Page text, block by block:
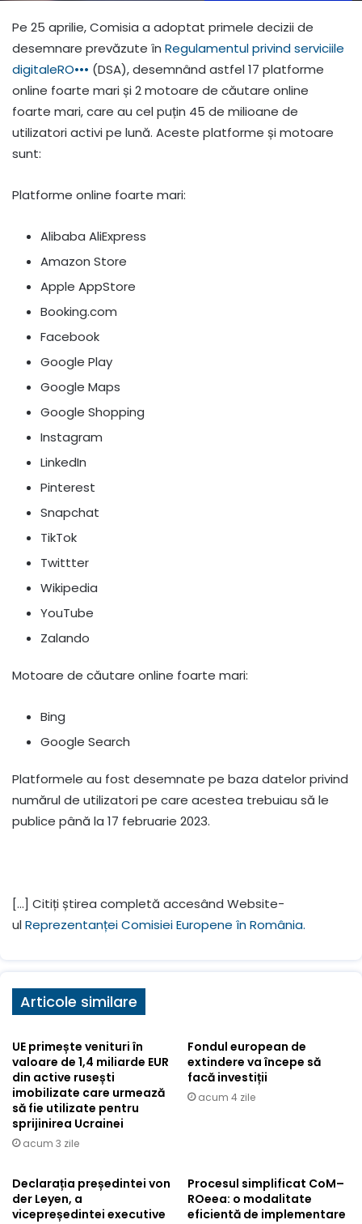
Pe 25 aprilie, Comisia a adoptat primele decizii de
desemnare prevăzute în Regulamentul privind serviciile
digitaleRO••• (DSA), desemnând astfel 17 platforme
online foarte mari și 2 motoare de căutare online
foarte mari, care au cel puțin 45 de milioane de
utilizatori activi pe lună. Aceste platforme și motoare
sunt:
Platforme online foarte mari:
Alibaba AliExpress
Amazon Store
Apple AppStore
Booking.com
Facebook
Google Play
Google Maps
Google Shopping
Instagram
LinkedIn
Pinterest
Snapchat
TikTok
Twittter
Wikipedia
YouTube
Zalando
Motoare de căutare online foarte mari:
Bing
Google Search
Platformele au fost desemnate pe baza datelor privind
numărul de utilizatori pe care acestea trebuiau să le
publice până la 17 februarie 2023.
[…] Citiți știrea completă accesând Website-
ulReprezentanței Comisiei Europene în România.
Articole similare
UE primește venituri în
valoare de 1,4 miliarde EUR
din active rusești
imobilizate care urmează
să fie utilizate pentru
sprijinirea Ucrainei
acum 3 zile
Fondul european de
extindere va începe să
facă investiții
acum 4 zile
Declarația președintei von
der Leyen, a
vicepreședintei executive
Procesul simplificat CoM–
ROeea: o modalitate
eficientă de implementare